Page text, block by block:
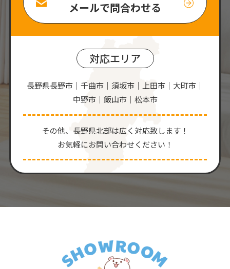
メールで問合わせる
対応エリア
長野県長野市｜千曲市｜須坂市｜上田市｜大町市｜
中野市｜飯山市｜松本市
その他、⻑野県北部は広く対応致します！
お気軽にお問い合わせください！